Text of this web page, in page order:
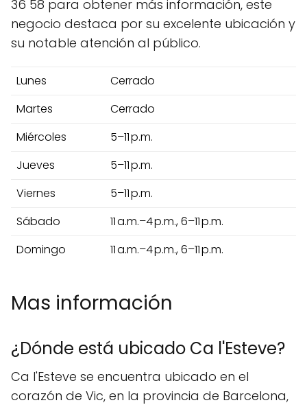
36 58 para obtener más información, este
negocio destaca por su excelente ubicación y
su notable atención al público.
Lunes
Cerrado
Martes
Cerrado
Miércoles
5–11 p.m.
Jueves
5–11 p.m.
Viernes
5–11 p.m.
Sábado
11 a.m.–4 p.m., 6–11 p.m.
Domingo
11 a.m.–4 p.m., 6–11 p.m.
Mas información
¿Dónde está ubicado Ca l'Esteve?
Ca l'Esteve se encuentra ubicado en el
corazón de Vic, en la provincia de Barcelona,